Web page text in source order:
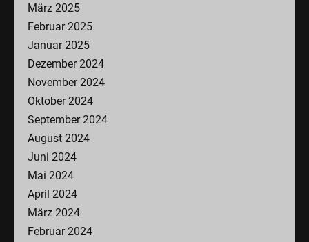
März 2025
Februar 2025
Januar 2025
Dezember 2024
November 2024
Oktober 2024
September 2024
August 2024
Juni 2024
Mai 2024
April 2024
März 2024
Februar 2024